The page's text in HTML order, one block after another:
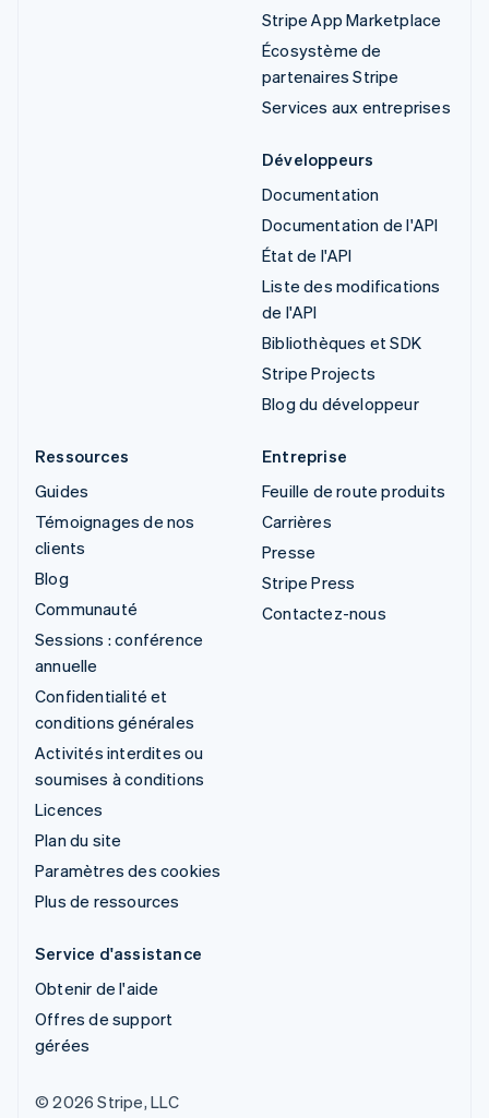
Stripe App Marketplace
Écosystème de
partenaires Stripe
Services aux entreprises
Développeurs
Documentation
Documentation de l'API
État de l'API
Liste des modifications
de l'API
Bibliothèques et SDK
Stripe Projects
Blog du développeur
Ressources
Guides
Témoignages de nos
clients
Blog
Communauté
Sessions : conférence
annuelle
Confidentialité et
conditions générales
Activités interdites ou
soumises à conditions
Licences
Plan du site
Paramètres des cookies
Plus de ressources
Entreprise
Feuille de route produits
Carrières
Presse
Stripe Press
Contactez-nous
Service d'assistance
Obtenir de l'aide
Offres de support
gérées
© 2026 Stripe, LLC